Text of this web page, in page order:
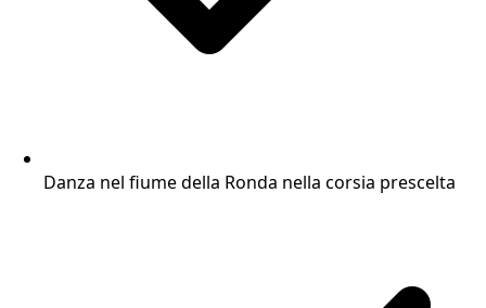
Danza nel fiume della Ronda nella corsia prescelta